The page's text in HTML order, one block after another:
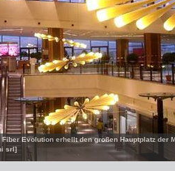
Evolution erhellt den großen Hauptplatz der
srl]